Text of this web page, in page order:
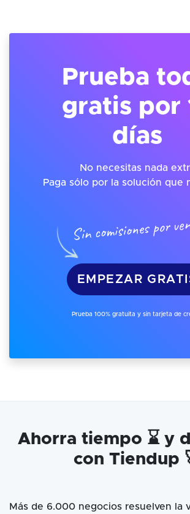
Prueba
gratis por
días
No necesitas nada
Paga sólo por la solución que
Sin comisiones por
EMPEZAR
Prueba 100% gratuita y sin tarjeta de
Ahorra tiempo ⌛ y
con Tiendup
Más de 6.000 negocios resuelven la